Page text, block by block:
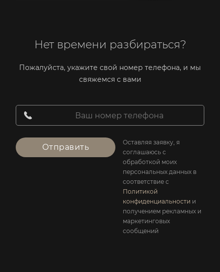
Нет времени разбираться?
Пожалуйста, укажите свой номер телефона, и мы
свяжемся с вами
Отправить
Оставляя заявку, я
соглашаюсь с
обработкой моих
персональных данных в
соответствие с
Политикой
конфиденциальности и
получением рекламных и
маркетинговых
сообщений